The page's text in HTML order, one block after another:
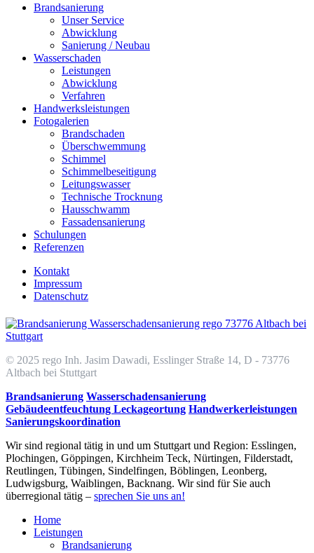
Brandsanierung
Unser Service
Abwicklung
Sanierung / Neubau
Wasserschaden
Leistungen
Abwicklung
Verfahren
Handwerksleistungen
Fotogalerien
Brandschaden
Überschwemmung
Schimmel
Schimmelbeseitigung
Leitungswasser
Technische Trocknung
Hausschwamm
Fassadensanierung
Schulungen
Referenzen
Kontakt
Impressum
Datenschutz
© 2025 rego Inh. Jasim Dawadi, Esslinger Straße 14, D - 73776
Altbach bei Stuttgart
Brandsanierung Wasserschadensanierung
Gebäudeentfeuchtung Leckageortung Handwerkerleistungen
Sanierungskoordination
Wir sind regional tätig in und um Stuttgart und Region: Esslingen,
Plochingen, Göppingen, Kirchheim Teck, Nürtingen, Filderstadt,
Reutlingen, Tübingen, Sindelfingen, Böblingen, Leonberg,
Ludwigsburg, Waiblingen, Backnang. Wir sind für Sie auch
überregional tätig – sprechen Sie uns an!
Home
Leistungen
Brandsanierung